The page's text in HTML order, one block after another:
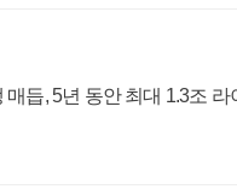
듭, 5년 동안 최대 1.3조 라